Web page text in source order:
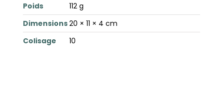
Poids
112 g
Dimensions20 × 11 × 4 cm
Colisage
10